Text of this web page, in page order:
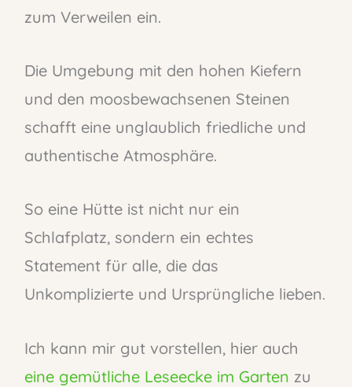
zum Verweilen ein.
Die Umgebung mit den hohen Kiefern
und den moosbewachsenen Steinen
schafft eine unglaublich friedliche und
authentische Atmosphäre.
So eine Hütte ist nicht nur ein
Schlafplatz, sondern ein echtes
Statement für alle, die das
Unkomplizierte und Ursprüngliche lieben.
Ich kann mir gut vorstellen, hier auch
eine gemütliche Leseecke im Garten zu